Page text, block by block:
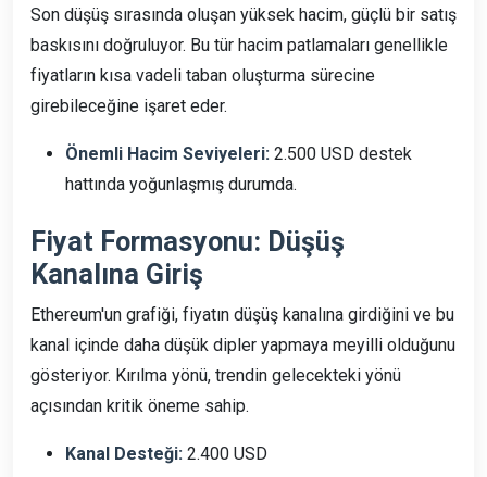
Son düşüş sırasında oluşan yüksek hacim, güçlü bir satış
baskısını doğruluyor. Bu tür hacim patlamaları genellikle
fiyatların kısa vadeli taban oluşturma sürecine
girebileceğine işaret eder.
Önemli Hacim Seviyeleri: 2.500 USD destek
hattında yoğunlaşmış durumda.
Fiyat Formasyonu: Düşüş
Kanalına Giriş
Ethereum'un grafiği, fiyatın düşüş kanalına girdiğini ve bu
kanal içinde daha düşük dipler yapmaya meyilli olduğunu
gösteriyor. Kırılma yönü, trendin gelecekteki yönü
açısından kritik öneme sahip.
Kanal Desteği: 2.400 USD